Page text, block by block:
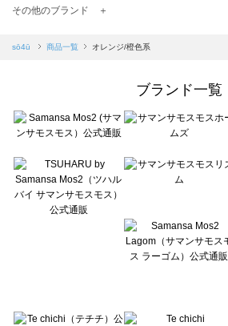
TSUHARU by Samansa Mos2（ツハルバイサマンサモ
Samansa Mos2 blue（サマンサモスモス ブルー）の一
Te chichi（テチチ）の一覧
Te chichi CLASSIC（テチチ クラシック）の一覧
Lugnoncure（ルノンキュール）の一覧
BETTY'S BLUE（べティーズブルー）の一覧
Wpc.（ワールドパーティー）の一覧
その他のブランド ＋
sō4ū 商品一覧 オレンジ/橙色系
ブランド一覧